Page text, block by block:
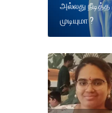
அல்லது நீடித்த
முடியுமா ?